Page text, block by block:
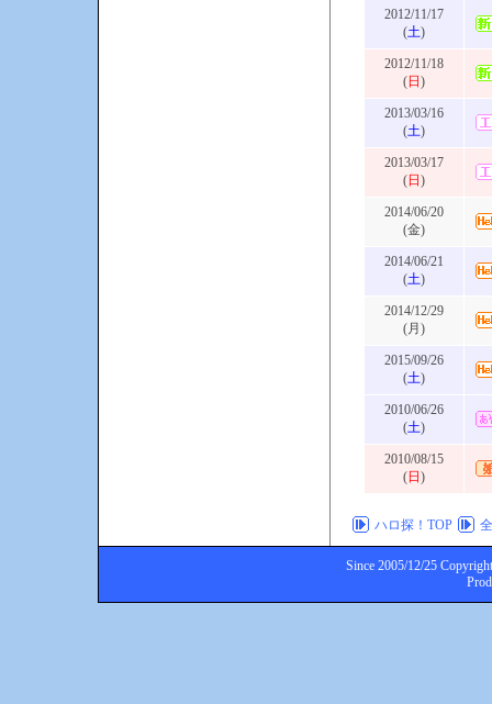
2012/11/17
(土)
2012/11/18
(日 )
2013/03/16
(土)
2013/03/17
(日 )
2014/06/20
(金)
2014/06/21
(土)
2014/12/29
(月)
2015/09/26
(土)
2010/06/26
(土)
2010/08/15
(日 )
ハロ探！TOP
Since 2005/12/25